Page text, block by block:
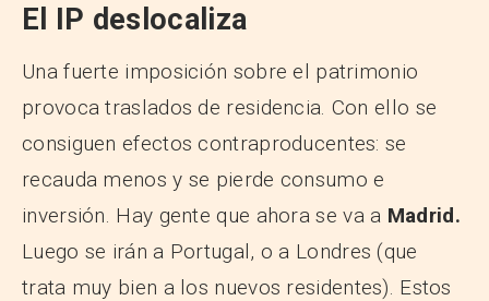
El IP deslocaliza
Una fuerte imposición sobre el patrimonio
provoca traslados de residencia. Con ello se
consiguen efectos contraproducentes: se
recauda menos y se pierde consumo e
inversión. Hay gente que ahora se va a Madrid.
Luego se irán a Portugal, o a Londres (que
trata muy bien a los nuevos residentes). Estos